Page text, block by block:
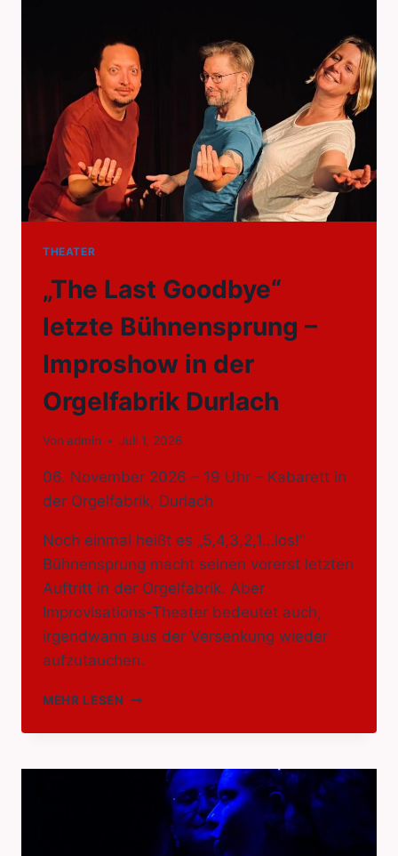
THEATER
„The Last Goodbye“
letzte Bühnensprung –
Improshow in der
Orgelfabrik Durlach
Von admin Juli 1, 2026
06. November 2026 – 19 Uhr – Kabarett in
der Orgelfabrik, Durlach
Noch einmal heißt es „5,4,3,2,1…los!“
Bühnensprung macht seinen vorerst letzten
Auftritt in der Orgelfabrik. Aber
Improvisations-Theater bedeutet auch,
irgendwann aus der Versenkung wieder
aufzutauchen.
MEHR LESEN „THE
GOODBYE“
BÜHNENSPRUNG
IMPROSHOW